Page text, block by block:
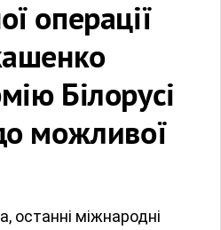
операції
Білорусі
можливої
останні міжнародні